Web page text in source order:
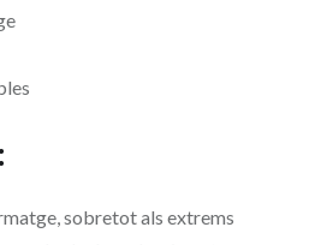
sobretot als extrems